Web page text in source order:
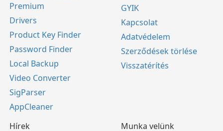
Premium
Drivers
Product Key Finder
Password Finder
Local Backup
Video Converter
SigParser
AppCleaner
GYIK
Kapcsolat
Adatvédelem
Szerződések törlése
Visszatérítés
Hírek Munka velünk